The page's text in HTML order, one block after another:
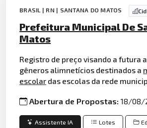
BRASIL | RN | SANTANA DO MATOS
Prefeitura Municipal De
Matos
Registro de preço visando a futura
gêneros alimnetícios destinados a
escolar das escolas da rede
Abertura de Propostas:18/08/
Assistente IA Lotes